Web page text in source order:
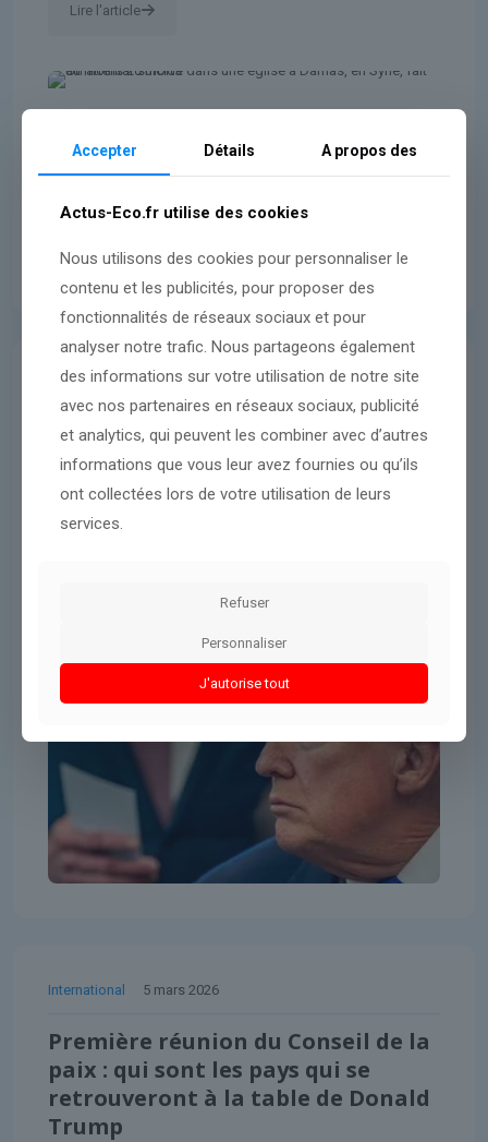
Lire l'article
International 5 mars 2026
Les époux Obama grimés en singe
dans une vidéo : la publication de
Donald Trump supprimée, la
Maison Blanche prétexte une
International 5 mars 2026
Première réunion du Conseil de la
paix : qui sont les pays qui se
retrouveront à la table de Donald
Trump
Accepter Détails A propos des
Actus-Eco.fr utilise des cookies
Nous utilisons des cookies pour personnaliser le
contenu et les publicités, pour proposer des
fonctionnalités de réseaux sociaux et pour
analyser notre trafic. Nous partageons également
des informations sur votre utilisation de notre site
avec nos partenaires en réseaux sociaux, publicité
et analytics, qui peuvent les combiner avec d’autres
informations que vous leur avez fournies ou qu’ils
ont collectées lors de votre utilisation de leurs
services.
Refuser
Personnaliser
J'autorise tout